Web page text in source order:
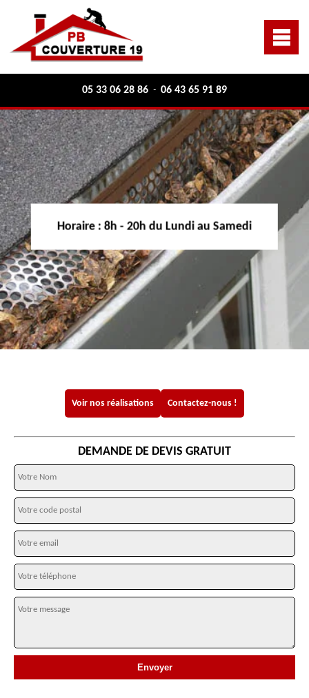
05 33 06 28 86 - 06 43 65 91 89
Horaire : 8h - 20h du Lundi au Samedi
Voir nos réalisations Contactez-nous !
DEMANDE DE DEVIS GRATUIT